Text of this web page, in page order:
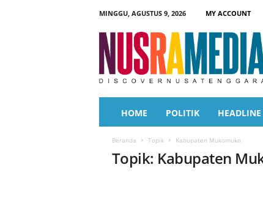
MINGGU, AGUSTUS 9, 2026
MY ACCOUNT
a
HOME POLITIK HEADLINE
Beranda Topik Kabupaten Mukomuko
Topik: Kabupaten